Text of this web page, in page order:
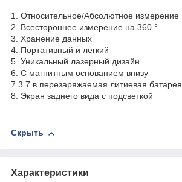
1. Относительное/Абсолютное измерение
2. Всестороннее измерение на 360 °
3. Хранение данных
4. Портативный и легкий
5. Уникальный лазерный дизайн
6. С магнитным основанием внизу
7.3.7 в перезаряжаемая литиевая батарея
8. Экран заднего вида с подсветкой
Скрыть
Характеристики